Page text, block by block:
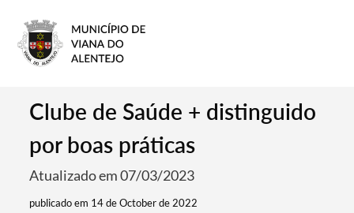
Clube de Saúde + distinguido
por boas práticas
Atualizado em 07/03/2023
publicado em 14 de October de 2022